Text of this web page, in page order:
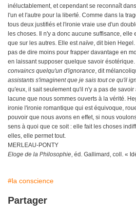
inéluctablement, et cependant se reconnaît
l'un et l'autre pour la liberté. Comme dans la
tous deux justifiés et l'ironie vraie use d'un
les choses. Il n'y a donc aucune suffisance, elle
que sur les autres. Elle estnaïve, dit bien
pas de dire moins pour frapper davantage en
en laissant supposer quelque savoir ésotérique.
convaincs quelqu'un d'ignorance, dit
assistants s'imaginent que je sais tout ce qu'il
qu'eux, il sait seulement qu'il n'y a pas de
lacune que nous sommes ouverts à la vérité.
ironie l'ironie romantique qui est équivoque,
pouvoir que nous avons en effet, si nous
sens à quoi que ce soit : elle fait les choses
elles, elle permet tout.
MERLEAU-PONTY
Eloge de la Philosophie, éd. Gallimard, coll. «
#la conscience
Partager